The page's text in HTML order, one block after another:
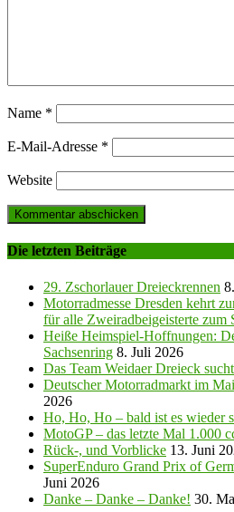
Name *
E-Mail-Adresse *
Website
Die letzten Beiträge
29. Zschorlauer Dreieckrennen
Motorradmesse Dresden kehrt
für alle Zweiradbeigeisterte zum
Heiße Heimspiel-Hoffnungen:
Sachsenring 8. Juli 2026
Das Team Weidaer Dreieck
Deutscher Motorradmarkt im
2026
Ho, Ho, Ho – bald ist es wieder
MotoGP – das letzte Mal 1.000
Rück-, und Vorblicke 13. Juni
SuperEnduro Grand Prix of
Juni 2026
Danke – Danke – Danke! 30.